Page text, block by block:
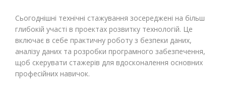
Сьогоднішні технічні стажування зосереджені на більш
глибокій участі в проектах розвитку технологій. Це
включає в себе практичну роботу з безпеки даних,
аналізу даних та розробки програмного забезпечення,
щоб скерувати стажерів для вдосконалення основних
професійних навичок.